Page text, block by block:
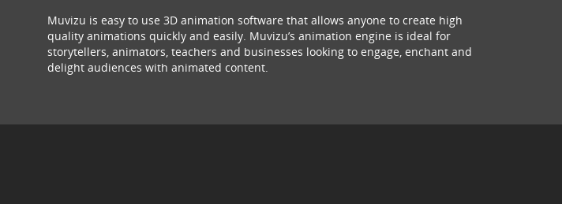
Muvizu is easy to use 3D animation software that allows anyone to create high
quality animations quickly and easily. Muvizu’s animation engine is ideal for
storytellers, animators, teachers and businesses looking to engage, enchant and
delight audiences with animated content.